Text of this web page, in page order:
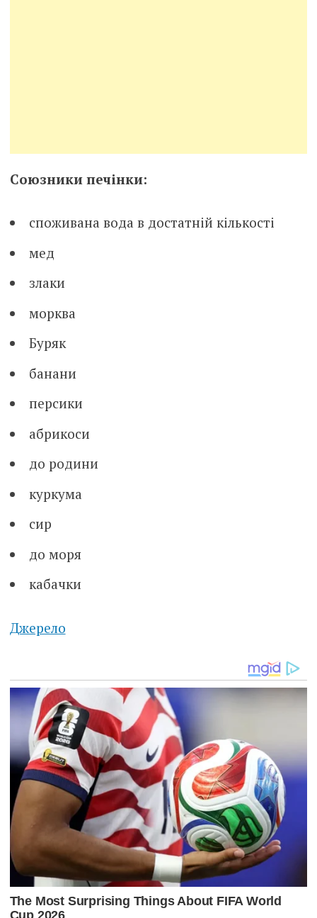
Союзники печінки:
споживана вода в достатній кількості
мед
злаки
морква
Буряк
банани
персики
абрикоси
до родини
куркума
сир
до моря
кабачки
Джерело